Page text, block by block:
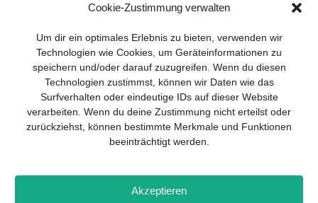
Cookie-Zustimmung verwalten
Um dir ein optimales Erlebnis zu bieten, verwenden wir
Technologien wie Cookies, um Geräteinformationen zu
speichern und/oder darauf zuzugreifen. Wenn du diesen
Technologien zustimmst, können wir Daten wie das
Surfverhalten oder eindeutige IDs auf dieser Website
verarbeiten. Wenn du deine Zustimmung nicht erteilst oder
zurückziehst, können bestimmte Merkmale und Funktionen
beeinträchtigt werden.
Akzeptieren
Impressum Datenschutz Kontakt Drones+
Magazin-
Mediadaten
nachhaltigen Geschäftsmodells sind für
jedes Unternehmen unverzichtbar. Das
Business Model Canvas hilft, sich dabei
auf das Wesentliche zu konzentrieren
und stets im Blick zu behalten, worauf es
wirklich ankommt.
Abonnieren Sie unseren kostenlosen
herunter: „Vom Produkt zum Business: